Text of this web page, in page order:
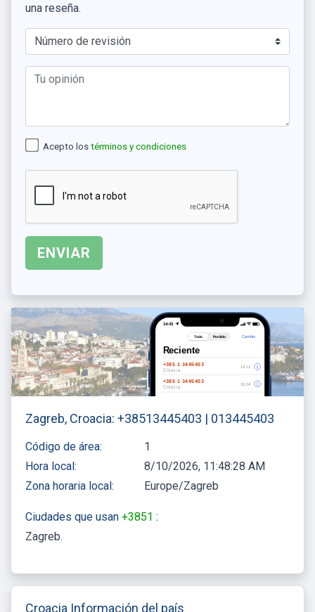
una reseña.
Acepto los términos y condiciones
Zagreb, Croacia: +38513445403 | 013445403
Código de área:
1
Hora local:
8/10/2026, 11:48:29 AM
Zona horaria local:
Europe/Zagreb
Ciudades que usan +3851 :
Zagreb
Croacia Información del país